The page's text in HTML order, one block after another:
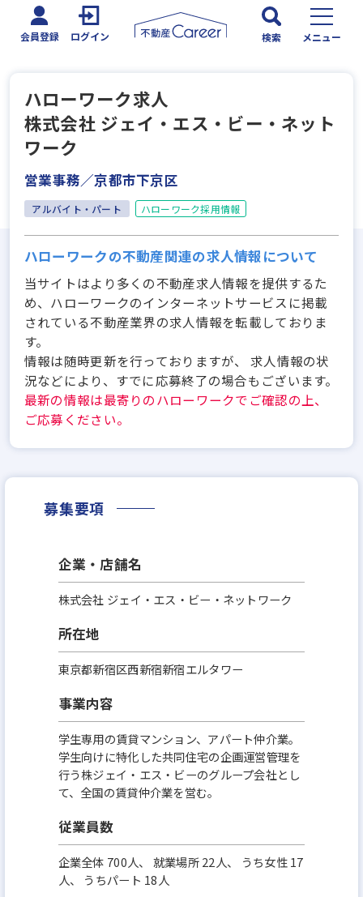
会員登録 ログイン 検索 メニュー
ハローワーク求人
株式会社 ジェイ・エス・ビー・ネット
ワーク
営業事務／京都市下京区
アルバイト・パート ハローワーク採用情報
ハローワークの不動産関連の求人情報について
当サイトはより多くの不動産求人情報を提供するた
め、ハローワークのインターネットサービスに掲載
されている不動産業界の求人情報を転載しておりま
す。
情報は随時更新を行っておりますが、 求人情報の状
況などにより、すでに応募終了の場合もございます。
最新の情報は最寄りのハローワークでご確認の上、
ご応募ください。
募集要項
企業・店舗名
株式会社 ジェイ・エス・ビー・ネットワーク
所在地
東京都新宿区西新宿新宿エルタワー
事業内容
学生専用の賃貸マンション、アパート仲介業。
学生向けに特化した共同住宅の企画運営管理を
行う株ジェイ・エス・ビーのグループ会社とし
て、全国の賃貸仲介業を営む。
従業員数
企業全体 700人、 就業場所 22人、 うち女性 17
人、 うちパート 18人